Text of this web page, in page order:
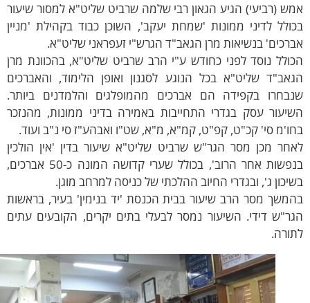
(רביעי) הגיע הגאון רבי שלמה שרביט שליט"א למסור שיעור
לדיני ממונות 'שמחת יעקב', השוכן כבוד בקהילת 'מניין
בנשיאות מרן הגאב"ד הגרש"י זעפראני שליט"א.
נוסד לפני כחודש ע"י הרב שרביט שליט"א, בהכוונת מרן
שליט"א בכל הנוגע לסגנון ואופן הלימוד, והאברכים
בקפידה הם אברכים מהמופלגים והלמדנים ביותר.
עסק בגדרי התחייבות באמירה בדיני ממונות, מהנזכר
סי' קכ"ט, קפ"ט, קמ"א, מ"א, שט"ו ואבהע"ז סי נ"ב ועוד.
מכן מסר הגר"ש שרביט שליט"א שיעור בדין 'אין הולכין
בנפשות אחר הרוב', בכולל שערי קדושה המונה כ-50 אברכים,
ג', ובגדרי החיוב ההלכתי של כניסה למרחב מוגן.
מסר הרב שיעור בבית הכנסת 'יד בנימין' בעיר, בראשות
דידי. השיעור נמסר לבעלי בתים יקרים, הקובעים עתים